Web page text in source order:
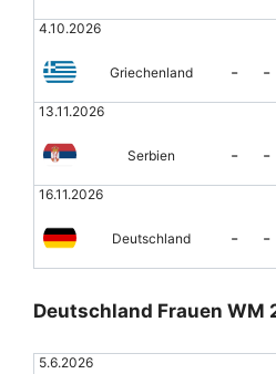
4.10.2026
Griechenland - -
13.11.2026
Serbien - -
16.11.2026
Deutschland - -
Deutschland Frauen WM
5.6.2026